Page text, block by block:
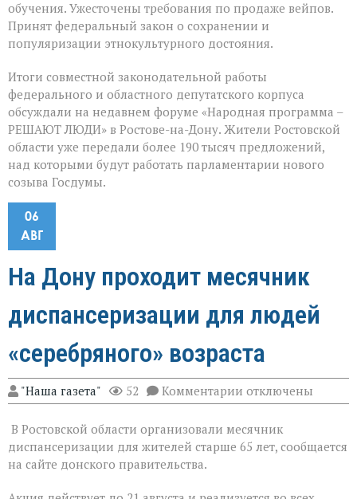
обучения. Ужесточены требования по продаже вейпов.
Принят федеральный закон о сохранении и
популяризации этнокультурного достояния.
Итоги совместной законодательной работы
федерального и областного депутатского корпуса
обсуждали на недавнем форуме «Народная программа –
РЕШАЮТ ЛЮДИ» в Ростове-на-Дону. Жители Ростовской
области уже передали более 190 тысяч предложений,
над которыми будут работать парламентарии нового
созыва Госдумы.
06
АВГ
На Дону проходит месячник
диспансеризации для людей
«серебряного» возраста
"Наша газета" 52 Комментарии к
записи
Дону
проходит
месячник
отключены
В Ростовской области организовали месячник
диспансеризации для жителей старше 65 лет, сообщается
на сайте донского правительства.